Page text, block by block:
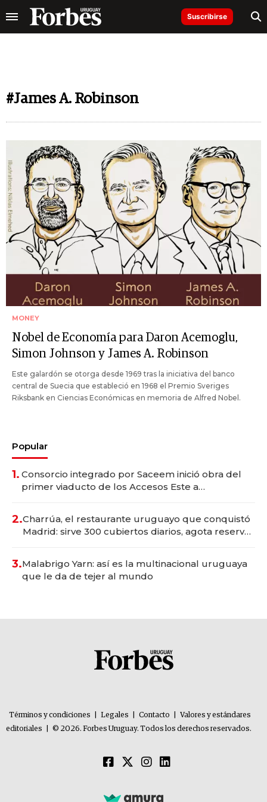
Suscribirse
#James A. Robinson
MONEY
Nobel de Economía para Daron Acemoglu,
Simon Johnson y James A. Robinson
Este galardón se otorga desde 1969 tras la iniciativa del banco
central de Suecia que estableció en 1968 el Premio Sveriges
Riksbank en Ciencias Económicas en memoria de Alfred Nobel.
Popular
1. Consorcio integrado por Saceem inició obra del
primer viaducto de los Accesos Este a
2.Charrúa, el restaurante uruguayo que conquistó
Madrid: sirve 300 cubiertos diarios, agota reservas
3.Malabrigo Yarn: así es la multinacional uruguaya
que le da de tejer al mundo
Términos y condiciones Legales Contacto
Valores y estándares
editoriales
© 2026. Forbes Uruguay. Todos los derechos reservados.